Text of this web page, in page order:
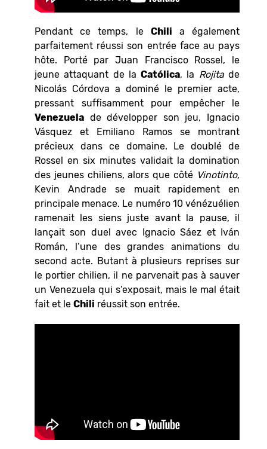
Pendant ce temps, le Chili a également
parfaitement réussi son entrée face au pays
hôte. Porté par Juan Francisco Rossel, le
jeune attaquant de laCatólica, la Rojitade
Nicolás Córdova a dominé le premier acte,
pressant suffisamment pour empêcher le
Venezuela de développer son jeu, Ignacio
Vásquez et Emiliano Ramos se montrant
précieux dans ce domaine. Le doublé de
Rossel en six minutes validait la domination
des jeunes chiliens, alors que côté Vinotinto,
Kevin Andrade se muait rapidement en
principale menace. Le numéro 10 vénézuélien
ramenait les siens juste avant la pause, il
lançait son duel avec Ignacio Sáez et Iván
Román, l’une des grandes animations du
second acte. Butant à plusieurs reprises sur
le portier chilien, il ne parvenait pas à sauver
un Venezuela qui s’exposait, mais le mal était
fait et le Chili réussit son entrée.